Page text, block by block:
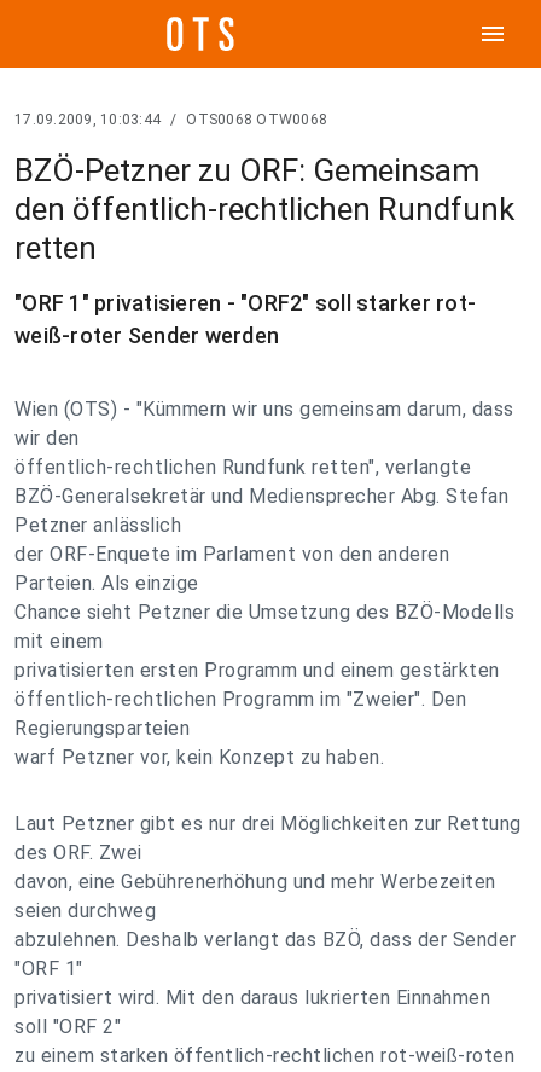
menu
17.09.2009, 10:03:44 / OTS0068 OTW0068
BZÖ-Petzner zu ORF: Gemeinsam
den öffentlich-rechtlichen Rundfunk
retten
"ORF 1" privatisieren - "ORF2" soll starker rot-
weiß-roter Sender werden
Wien (OTS) - "Kümmern wir uns gemeinsam darum, dass
wir den
öffentlich-rechtlichen Rundfunk retten", verlangte
BZÖ-Generalsekretär und Mediensprecher Abg. Stefan
Petzner anlässlich
der ORF-Enquete im Parlament von den anderen
Parteien. Als einzige
Chance sieht Petzner die Umsetzung des BZÖ-Modells
mit einem
privatisierten ersten Programm und einem gestärkten
öffentlich-rechtlichen Programm im "Zweier". Den
Regierungsparteien
warf Petzner vor, kein Konzept zu haben.
Laut Petzner gibt es nur drei Möglichkeiten zur Rettung
des ORF. Zwei
davon, eine Gebührenerhöhung und mehr Werbezeiten
seien durchweg
abzulehnen. Deshalb verlangt das BZÖ, dass der Sender
"ORF 1"
privatisiert wird. Mit den daraus lukrierten Einnahmen
soll "ORF 2"
zu einem starken öffentlich-rechtlichen rot-weiß-roten